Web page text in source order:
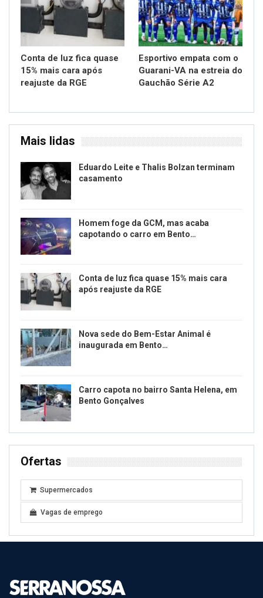
Conta de luz fica quase
15% mais cara após
reajuste da RGE
Esportivo empata com o
Guarani-VA na estreia do
Gauchão Série A2
Mais lidas
Eduardo Leite e Thalis Bolzan terminam
casamento
Homem foge da GCM, mas acaba
capotando o carro em Bento…
Conta de luz fica quase 15% mais cara
após reajuste da RGE
Nova sede do Bem-Estar Animal é
inaugurada em Bento…
Carro capota no bairro Santa Helena, em
Bento Gonçalves
Ofertas
Supermercados
Vagas de emprego